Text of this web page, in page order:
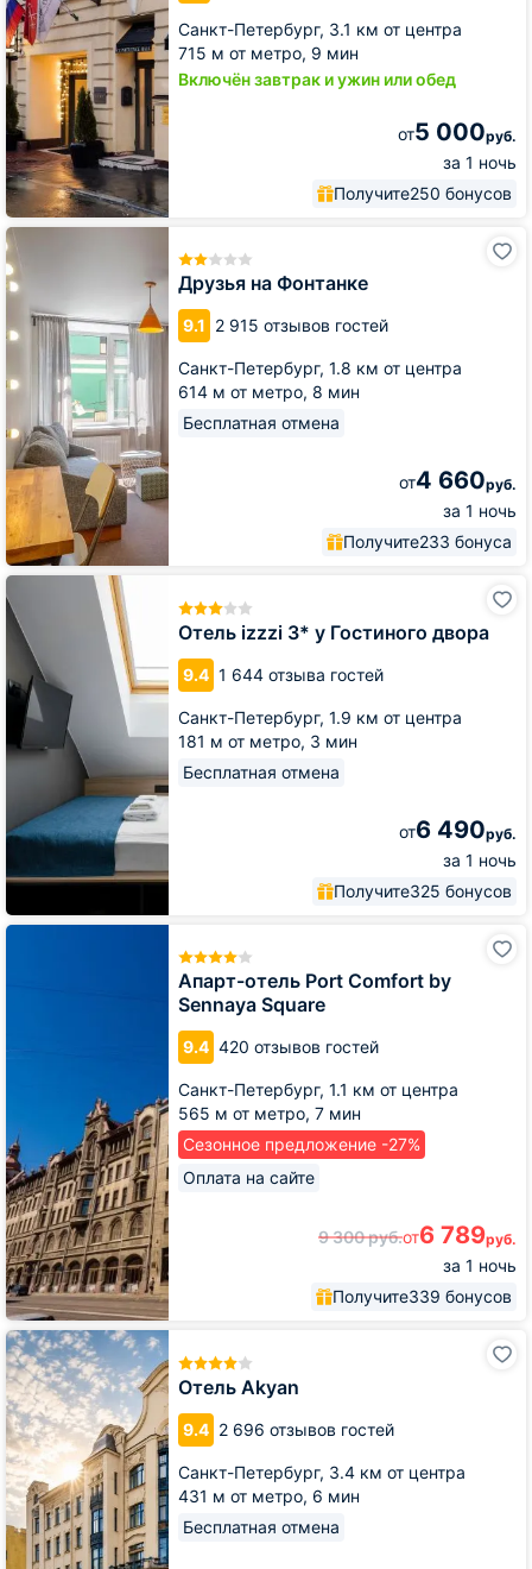
Санкт-Петербург, 3.1 км от центра
715 м от метро, 9 мин
Включён завтрак и ужин или обед
от5 000руб.
за 1 ночь
Получите250 бонусов
Друзья на Фонтанке
9.1 2 915 отзывов гостей
Санкт-Петербург, 1.8 км от центра
614 м от метро, 8 мин
Бесплатная отмена
от4 660руб.
за 1 ночь
Получите233 бонуса
Друзья
на
Фонтанке
Отель izzzi 3* у Гостиного двора
9.4 1 644 отзыва гостей
Санкт-Петербург, 1.9 км от центра
181 м от метро, 3 мин
Бесплатная отмена
от6 490руб.
за 1 ночь
Получите325 бонусов
Отель
izzzi
3*
Гостиного
двора
Апарт-отель Port Comfort by
Sennaya Square
9.4 420 отзывов гостей
Санкт-Петербург, 1.1 км от центра
565 м от метро, 7 мин
Сезонное предложение -27%
Оплата на сайте
9 300руб.от6 789руб.
за 1 ночь
Получите339 бонусов
Апарт-
Отель Akyan
9.4 2 696 отзывов гостей
Санкт-Петербург, 3.4 км от центра
431 м от метро, 6 мин
Бесплатная отмена
Отель
Akyan